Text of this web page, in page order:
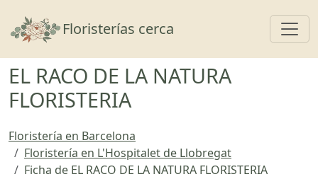
Floristerías cerca
EL RACO DE LA NATURA
FLORISTERIA
Floristería en Barcelona
Floristería en L'Hospitalet de Llobregat
Ficha de EL RACO DE LA NATURA FLORISTERIA